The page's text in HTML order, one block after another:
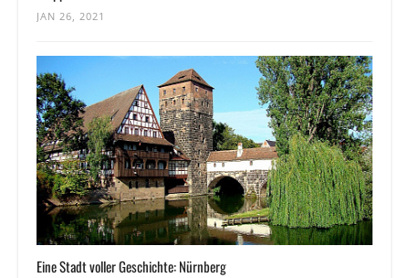
JAN 26, 2021
Eine Stadt voller Geschichte: Nürnberg